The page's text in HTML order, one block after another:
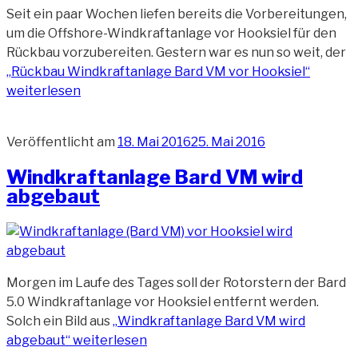
Seit ein paar Wochen liefen bereits die Vorbereitungen,
um die Offshore-Windkraftanlage vor Hooksiel für den
Rückbau vorzubereiten. Gestern war es nun so weit, der
„Rückbau Windkraftanlage Bard VM vor Hooksiel“
weiterlesen
Veröffentlicht am 18. Mai 201625. Mai 2016
Windkraftanlage Bard VM wird
abgebaut
Morgen im Laufe des Tages soll der Rotorstern der Bard
5.0 Windkraftanlage vor Hooksiel entfernt werden.
Solch ein Bild aus„Windkraftanlage Bard VM wird
abgebaut“weiterlesen